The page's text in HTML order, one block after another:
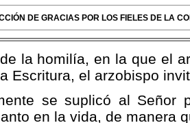
DE GRACIAS POR LOS FIELES DE LA
la homilía, en la que el
Escritura, el arzobispo
se suplicó al Señor
en la vida, de manera